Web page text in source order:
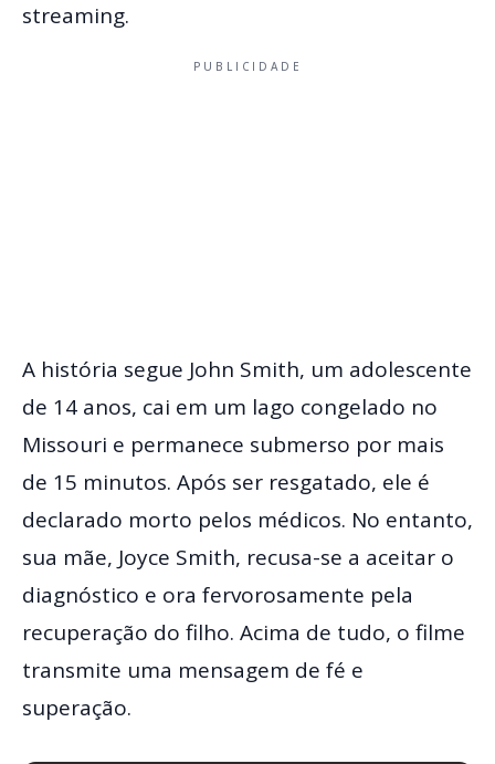
streaming.
PUBLICIDADE
A história segue John Smith, um adolescente
de 14 anos, cai em um lago congelado no
Missouri e permanece submerso por mais
de 15 minutos. Após ser resgatado, ele é
declarado morto pelos médicos. No entanto,
sua mãe, Joyce Smith, recusa-se a aceitar o
diagnóstico e ora fervorosamente pela
recuperação do filho. Acima de tudo, o filme
transmite uma mensagem de fé e
superação.